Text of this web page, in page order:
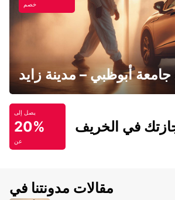
خصم
أبوظبي – مدينة زايد
يصل إلى
20%
عن
في الخريف
مقالات مدونتنا في